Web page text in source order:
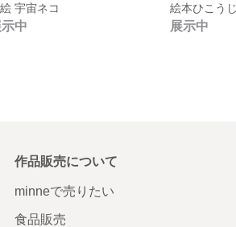
宇宙ネコ
示中 展示中
作品販売について
minneで売りたい
食品販売